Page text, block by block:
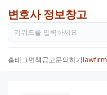
변호사 정보창고
홈태그면책공고문의하기lawfirm